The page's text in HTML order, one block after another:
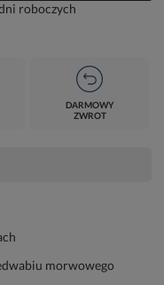
roboczych
DARMOWY
ZWROT
morwowego